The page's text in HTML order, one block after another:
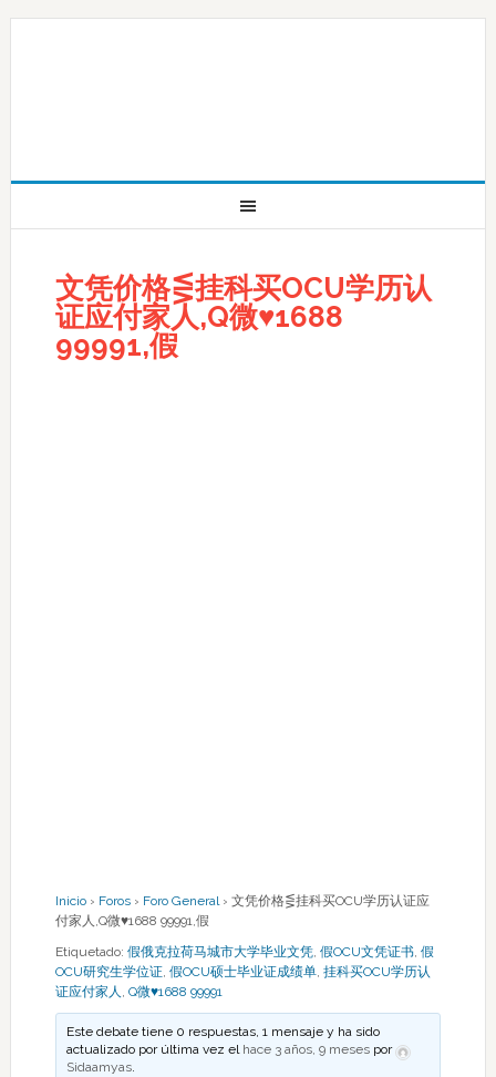
文凭价格⋚挂科买OCU学历认
证应付家人,Q微♥1688
99991,假
Inicio › Foros › Foro General › 文凭价格⋚挂科买OCU学历认证应
付家人,Q微♥1688 99991,假
Etiquetado: 假俄克拉荷马城市大学毕业文凭, 假OCU文凭证书, 假
OCU研究生学位证, 假OCU硕士毕业证成绩单, 挂科买OCU学历认
证应付家人 , Q微♥1688 99991
Este debate tiene 0 respuestas, 1 mensaje y ha sido
actualizado por última vez el hace 3 años, 9 meses por
Sidaamyas.